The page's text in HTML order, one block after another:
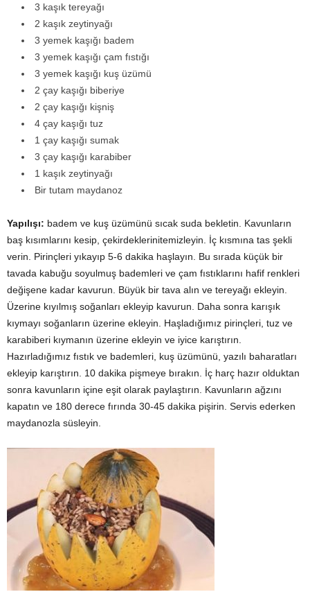
3 kaşık tereyağı
2 kaşık zeytinyağı
3 yemek kaşığı badem
3 yemek kaşığı çam fıstığı
3 yemek kaşığı kuş üzümü
2 çay kaşığı biberiye
2 çay kaşığı kişniş
4 çay kaşığı tuz
1 çay kaşığı sumak
3 çay kaşığı karabiber
1 kaşık zeytinyağı
Bir tutam maydanoz
Yapılışı: badem ve kuş üzümünü sıcak suda bekletin. Kavunların
baş kısımlarını kesip, çekirdeklerinitemizleyin. İç kısmına tas şekli
verin. Pirinçleri yıkayıp 5-6 dakika haşlayın. Bu sırada küçük bir
tavada kabuğu soyulmuş bademleri ve çam fıstıklarını hafif renkleri
değişene kadar kavurun. Büyük bir tava alın ve tereyağı ekleyin.
Üzerine kıyılmış soğanları ekleyip kavurun. Daha sonra karışık
kıymayı soğanların üzerine ekleyin. Haşladığımız pirinçleri, tuz ve
karabiberi kıymanın üzerine ekleyin ve iyice karıştırın.
Hazırladığımız fıstık ve bademleri, kuş üzümünü, yazılı baharatları
ekleyip karıştırın. 10 dakika pişmeye bırakın. İç harç hazır olduktan
sonra kavunların içine eşit olarak paylaştırın. Kavunların ağzını
kapatın ve 180 derece fırında 30-45 dakika pişirin. Servis ederken
maydanozla süsleyin.